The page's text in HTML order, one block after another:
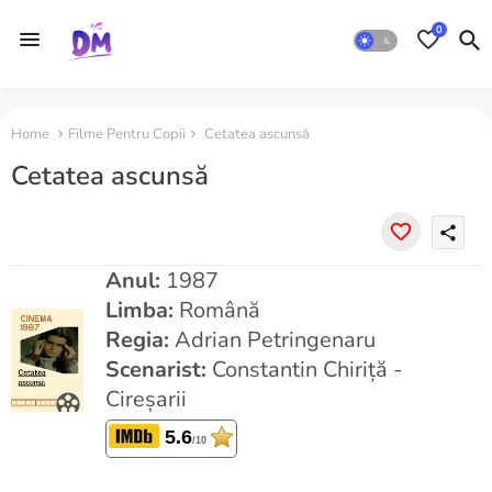
0
Home Filme Pentru Copii Cetatea ascunsă
Cetatea ascunsă
share
Anul: 1987
Limba: Română
Regia: Adrian Petringenaru
Scenarist: Constantin Chiriță -
Cireșarii
5.6/10